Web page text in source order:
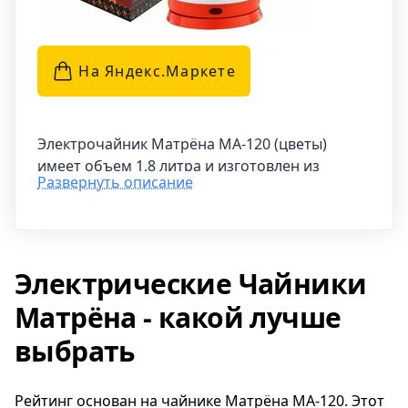
На Яндекс.Маркетe
Электрочайник Матрёна MA-120 (цветы)
имеет объем 1,8 литра и изготовлен из
нержавеющей стали. Встроенный
360 градусов. Для безопасности
предусмотрена защита от работы без воды, а
также автоматический выключатель. На
корпусе есть световой индикатор, который
говорит о том, что чайник включен. Для
Развернуть описание
Электрические Чайники
Матрёна - какой лучше
выбрать
Рейтинг основан на чайнике Матрёна MA-120. Этот